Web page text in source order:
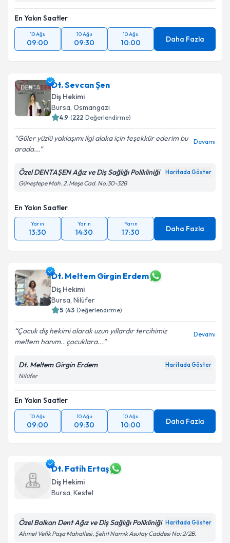
En Yakın Saatler
10 Ağu
09:00
10 Ağu
09:30
10 Ağu
10:00 Daha Fazla
Dt. Sevcan Şen
Diş Hekimi
Bursa, Osmangazi
4.9 (222 Değerlendirme)
Güler yüzlü yaklaşımı ilgi alaka için teşekkür ederim bu
arada...
Devamı
Özel DENTAŞEN Ağız ve Diş Sağlığı Polikliniği Haritada Göster
Güneştepe Mah. 2. Meşe Cad. No:30-32B
En Yakın Saatler
Yarın
13:30
Yarın
14:30
Yarın
17:30 Daha Fazla
Dt. Meltem Girgin Erdem
Diş Hekimi
Bursa, Nilüfer
5 (43 Değerlendirme)
Çocuk diş hekimi olarak uzun yıllardır tercihimiz
meltem hanım.. çocuklara...
Devamı
Dt. Meltem Girgin Erdem Haritada Göster
Nilüfer
En Yakın Saatler
10 Ağu
09:00
10 Ağu
09:30
10 Ağu
10:00 Daha Fazla
Dt. Fatih Ertaş
Diş Hekimi
Bursa, Kestel
Özel Balkan Dent Ağız ve Diş Sağlığı Polikliniği Haritada Göster
Ahmet Vefik Paşa Mahallesi, Şehit Namık Asutay Caddesi No: 2/2B.